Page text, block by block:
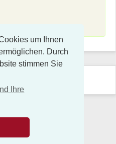
um Ihnen
Durch
stimmen Sie
Ihre